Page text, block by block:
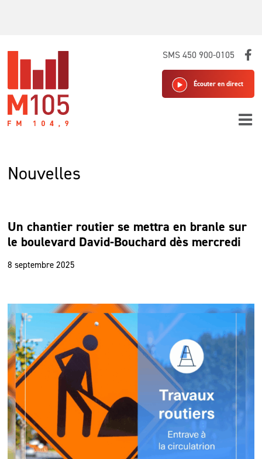
SMS 450 900-0105
Écouter en direct
Nouvelles
Un chantier routier se mettra en branle sur
le boulevard David-Bouchard dès mercredi
8 septembre 2025